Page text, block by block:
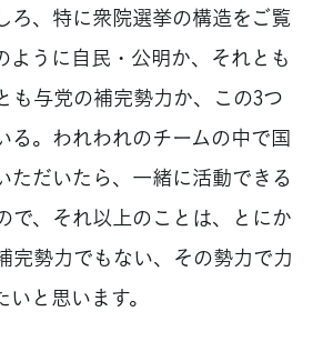
ろ、特に衆院選挙の構造をご覧
ように自民・公明か、それとも
も与党の補完勢力か、この3つ
る。われわれのチームの中で国
ただいたら、一緒に活動できる
で、それ以上のことは、とにか
完勢力でもない、その勢力で力
と思います。